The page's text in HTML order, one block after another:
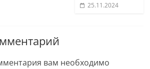
25.11.2024
вам необходимо